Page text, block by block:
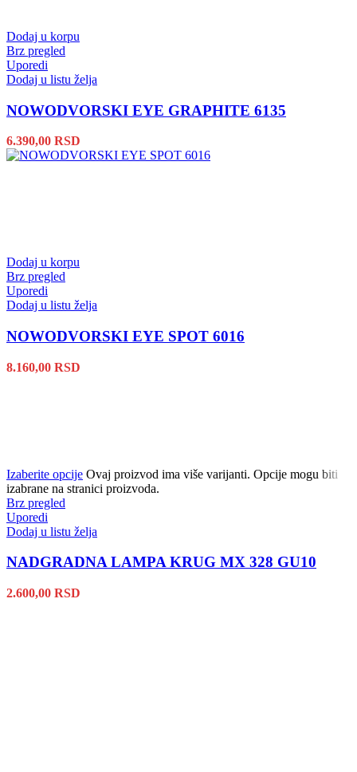
Dodaj u korpu
Brz pregled
Uporedi
Dodaj u listu želja
NOWODVORSKI EYE GRAPHITE 6135
6.390,00 RSD
Dodaj u korpu
Brz pregled
Uporedi
Dodaj u listu želja
NOWODVORSKI EYE SPOT 6016
8.160,00 RSD
Izaberite opcije Ovaj proizvod ima više varijanti. Opcije mogu biti
izabrane na stranici proizvoda.
Brz pregled
Uporedi
Dodaj u listu želja
NADGRADNA LAMPA KRUG MX 328 GU10
2.600,00 RSD